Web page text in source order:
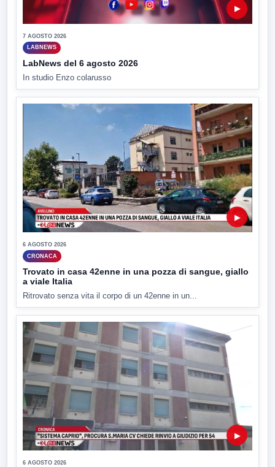
▶
7 AGOSTO 2026
LABNEWS
LabNews del 6 agosto 2026
In studio Enzo colarusso
▶
6 AGOSTO 2026
CRONACA
Trovato in casa 42enne in una pozza di sangue, giallo
a viale Italia
Ritrovato senza vita il corpo di un 42enne in un...
▶
6 AGOSTO 2026